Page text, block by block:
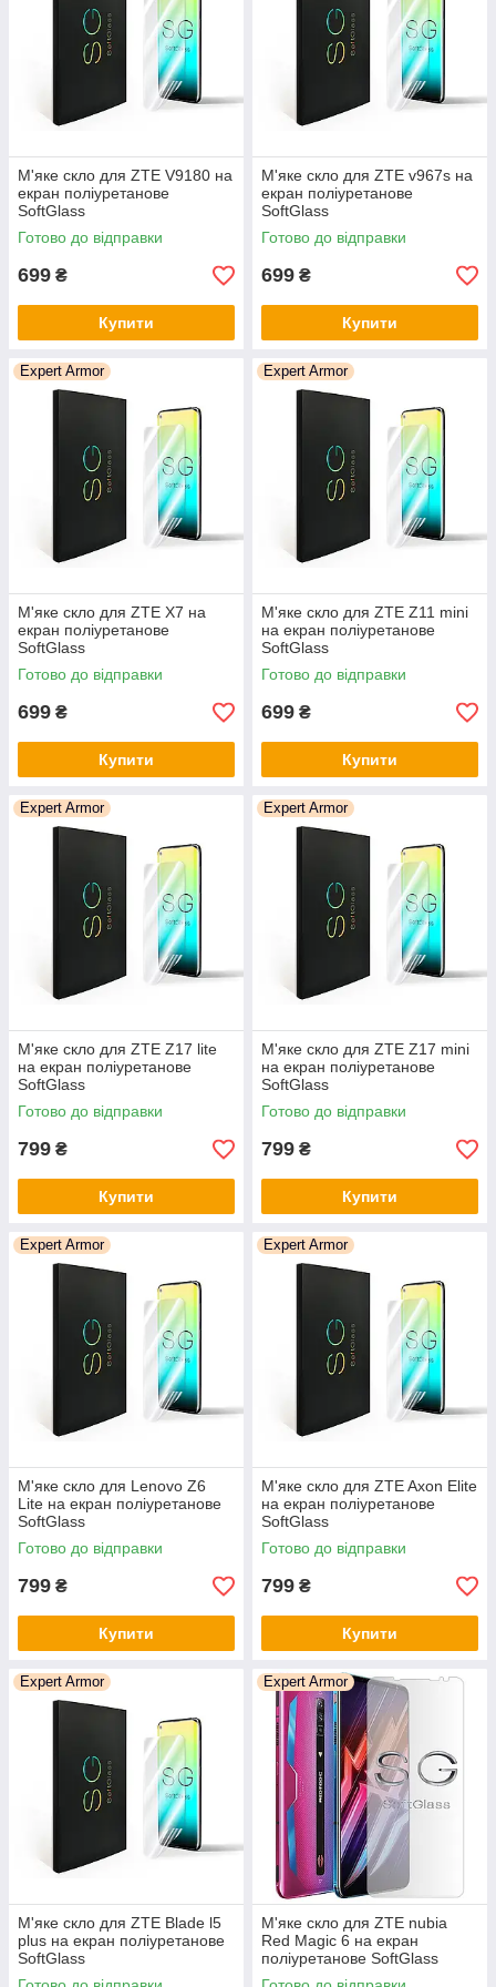
Кількість шарів: 4 (Підкладка, Поліуретан, Поліуретан, Верхня
транспортувальна плівка).
Виробництво матеріалу: Сполучені Штати, штат Вірджинія.
Виробник кінцевого продукту споживача: Україна
М'яке скло для ZTE V9180 на
екран поліуретанове
SoftGlass
Готово до відправки
699 ₴
Купити
М'яке скло для ZTE v967s на
екран поліуретанове
SoftGlass
Готово до відправки
699 ₴
Купити
Expert Armor
М'яке скло для ZTE X7 на
екран поліуретанове
SoftGlass
Готово до відправки
699 ₴
Купити
Expert Armor
М'яке скло для ZTE Z11 mini
на екран поліуретанове
SoftGlass
Готово до відправки
699 ₴
Купити
Expert Armor
М'яке скло для ZTE Z17 lite
на екран поліуретанове
SoftGlass
Готово до відправки
799 ₴
Купити
Expert Armor
М'яке скло для ZTE Z17 mini
на екран поліуретанове
SoftGlass
Готово до відправки
799 ₴
Купити
Expert Armor
М'яке скло для Lenovo Z6
Lite на екран поліуретанове
SoftGlass
Готово до відправки
799 ₴
Купити
Expert Armor
М'яке скло для ZTE Axon Elite
на екран поліуретанове
SoftGlass
Готово до відправки
799 ₴
Купити
Expert Armor
М'яке скло для ZTE Blade l5
plus на екран поліуретанове
SoftGlass
Expert Armor
М'яке скло для ZTE nubia
Red Magic 6 на екран
поліуретанове SoftGlass